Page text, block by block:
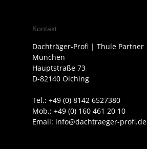
Kontakt
Dachträger-Profi | Thule Partner
München
Hauptstraße 73
D-82140 Olching
Tel.: +49 (0) 8142 6527380
Mob.: +49 (0) 160 461 20 10
Email: info@dachtraeger-profi.de